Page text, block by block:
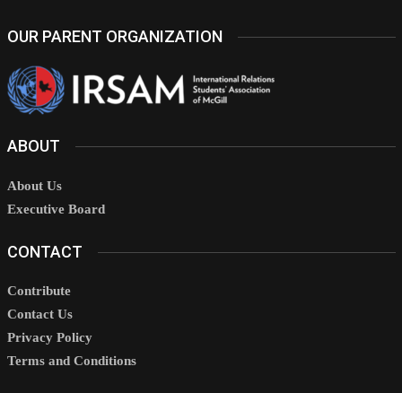
OUR PARENT ORGANIZATION
ABOUT
About Us
Executive Board
CONTACT
Contribute
Contact Us
Privacy Policy
Terms and Conditions